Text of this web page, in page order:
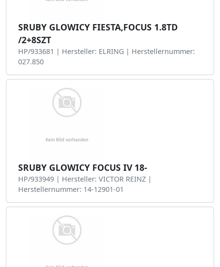
SRUBY GLOWICY FIESTA,FOCUS 1.8TD
/2+8SZT
HP/933681 | Hersteller: ELRING | Herstellernummer:
027.850
SRUBY GLOWICY FOCUS IV 18-
HP/933949 | Hersteller: VICTOR REINZ |
Herstellernummer: 14-12901-01